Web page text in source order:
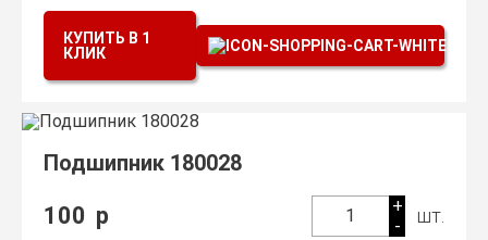
КУПИТЬ В 1
КЛИК
Подшипник 180028
100 р 1
+
-
шт.